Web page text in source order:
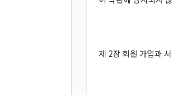
제 2장 회원 가입과